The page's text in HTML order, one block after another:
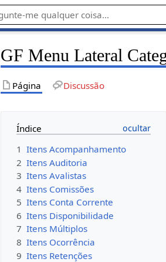
GF Menu Lateral
Página Discussão
Índice
1 Itens Acompanhamento
2 Itens Auditoria
3 Itens Avalistas
4 Itens Comissões
5 Itens Conta Corrente
6 Itens Disponibilidade
7 Itens Múltiplos
8 Itens Ocorrência
9 Itens Retenções